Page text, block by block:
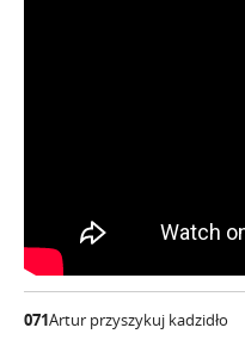
071Artur przyszykuj kadzidło